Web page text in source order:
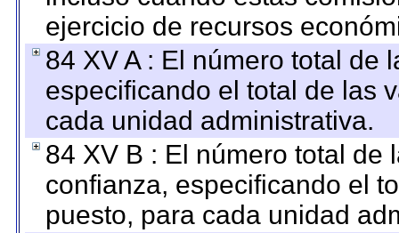
ejercicio de recursos
84 XV A : El número total de
especificando el total de las
cada unidad administrativa.
84 XV B : El número total de
confianza, especificando el
puesto, para cada unidad